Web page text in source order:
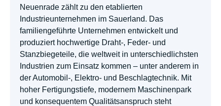
Neuenrade zählt zu den etablierten
Industrieunternehmen im Sauerland. Das
familiengeführte Unternehmen entwickelt und
produziert hochwertige Draht-, Feder- und
Stanzbiegeteile, die weltweit in unterschiedlichsten
Industrien zum Einsatz kommen – unter anderem in
der Automobil-, Elektro- und Beschlagtechnik. Mit
hoher Fertigungstiefe, modernem Maschinenpark
und konsequentem Qualitätsanspruch steht